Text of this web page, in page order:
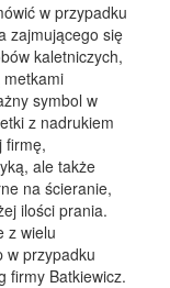
w przypadku
zajmującego się
kaletniczych,
symbol w
z nadrukiem
firmę,
ale także
na ścieranie,
ilości prania.
z wielu
w przypadku
firmy Batkiewicz.